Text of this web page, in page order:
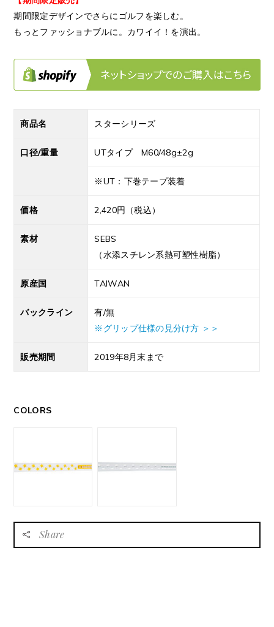
期間限定デザインでさらにゴルフを楽しむ。
もっとファッショナブルに。カワイイ！を演出。
商品名 スターシリーズ
口径/重量 UTタイプ M60/48g±2g
※UT：下巻テープ装着
価格 2,420円（税込）
素材
SEBS
（水添スチレン系熱可塑性樹脂）
原産国 TAIWAN
バックライン
有/無
※グリップ仕様の見分け方 ＞＞
販売期間 2019年8月末まで
COLORS
Share